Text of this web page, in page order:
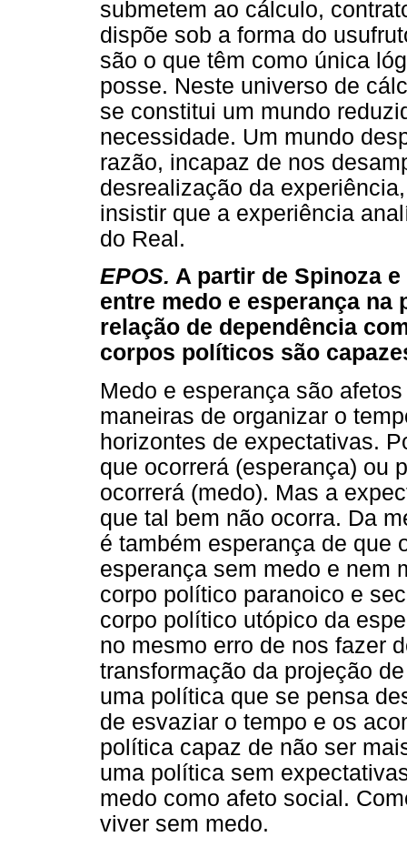
submetem ao cálculo,
dispõe sob a forma do
são o que têm como única
posse. Neste universo de
se constitui um mundo
necessidade. Um mundo
razão, incapaz de nos
desrealização da
insistir que a experiência
do Real.
EPOS. A partir de Spinoza
entre medo e esperança
relação de dependência
corpos políticos são
Medo e esperança são
maneiras de organizar o
horizontes de expectativas.
que ocorrerá (esperança) ou
ocorrerá (medo). Mas a
que tal bem não ocorra. Da
é também esperança de que
esperança sem medo e nem
corpo político paranoico e
corpo político utópico da
no mesmo erro de nos fazer
transformação da projeção
uma política que se pensa
de esvaziar o tempo e os
política capaz de não ser
uma política sem
medo como afeto social.
viver sem medo.